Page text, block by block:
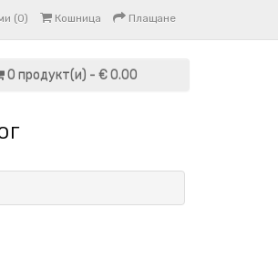
(0) Кошница Плащане
0 продукт(и) - € 0.00